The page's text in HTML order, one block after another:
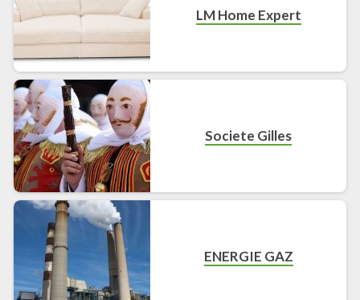
LM Home Expert
Societe Gilles
ENERGIE GAZ